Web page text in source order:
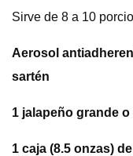
Sirve de 8 a 10
Aerosol
sartén
1 jalapeño grande
1 caja (8.5 onzas)